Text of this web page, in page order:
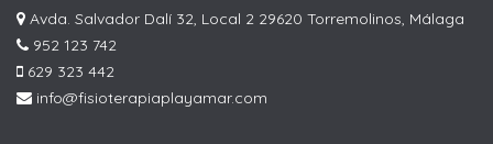
Avda. Salvador Dalí 32, Local 2 29620 Torremolinos, Málaga
952 123 742
629 323 442
info@fisioterapiaplayamar.com